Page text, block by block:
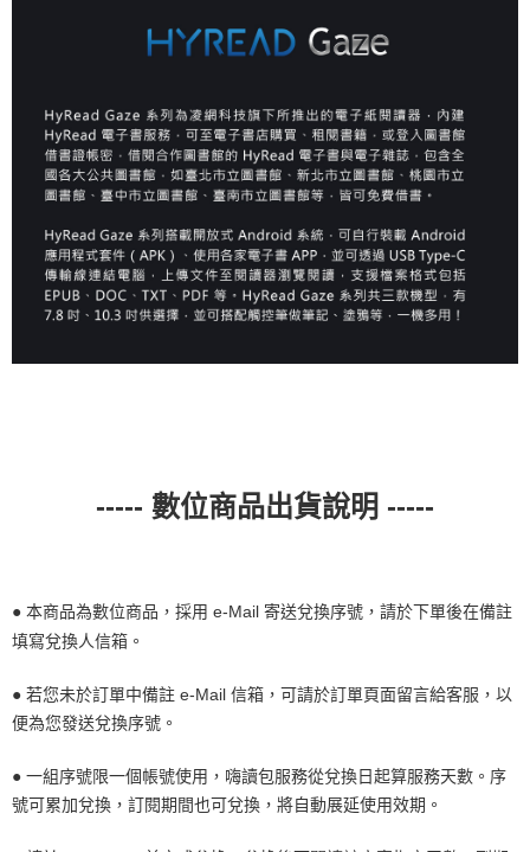
----- 數位商品出貨說明 -----
● 本商品為數位商品，採用 e-Mail 寄送兌換序號，請於下單後在備註
填寫兌換人信箱。
● 若您未於訂單中備註 e-Mail 信箱，可請於訂單頁面留言給客服，以
便為您發送兌換序號。
● 一組序號限一個帳號使用，嗨讀包服務從兌換日起算服務天數。序
號可累加兌換，訂閱期間也可兌換，將自動展延使用效期。